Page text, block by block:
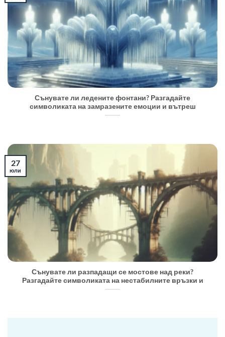
Сънувате ли ледените фонтани? Разгадайте
символиката на замразените емоции и вътреш
Сънувате ли разпадащи се мостове над реки?
Разгадайте символиката на нестабилните връзки и
27
юли